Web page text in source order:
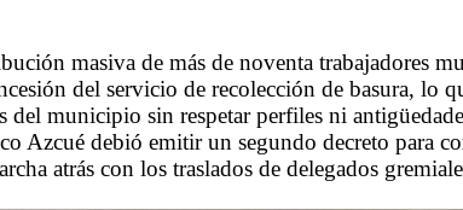
masiva de más de noventa trabajadores
del servicio de recolección de basura, lo
del municipio sin respetar perfiles ni
Azcué debió emitir un segundo decreto para
atrás con los traslados de delegados